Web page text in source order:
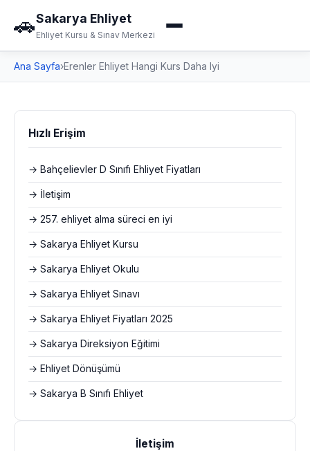
🚗Sakarya Ehliyet
Ehliyet Kursu & Sınav Merkezi
Ana Sayfa›Erenler Ehliyet Hangi Kurs Daha Iyi
Hızlı Erişim
→ Bahçelievler D Sınıfı Ehliyet Fiyatları
→ İletişim
→ 257. ehliyet alma süreci en iyi
→ Sakarya Ehliyet Kursu
→ Sakarya Ehliyet Okulu
→ Sakarya Ehliyet Sınavı
→ Sakarya Ehliyet Fiyatları 2025
→ Sakarya Direksiyon Eğitimi
→ Ehliyet Dönüşümü
→ Sakarya B Sınıfı Ehliyet
İletişim